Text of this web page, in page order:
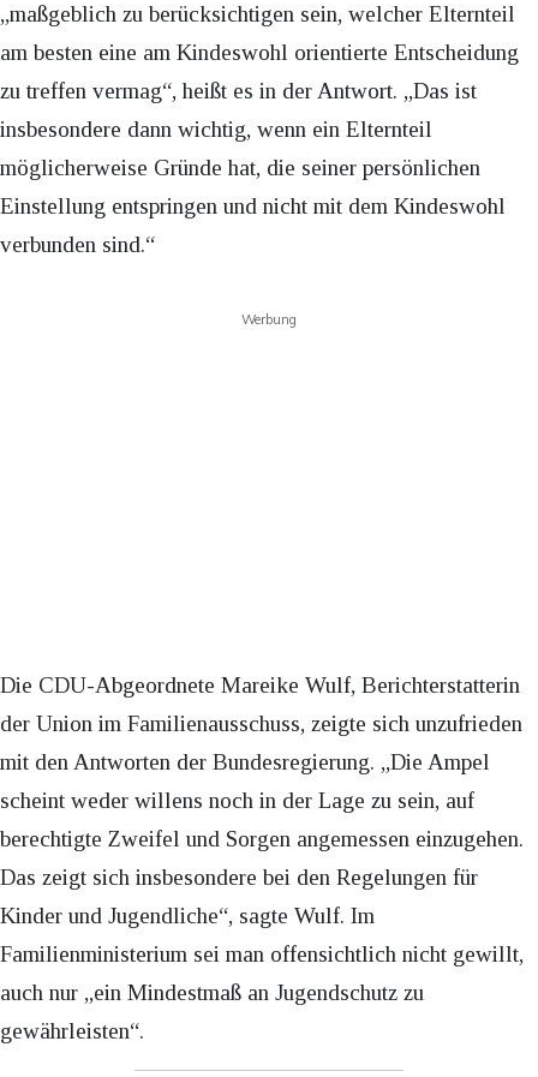
„maßgeblich zu berücksichtigen sein, welcher Elternteil
am besten eine am Kindeswohl orientierte Entscheidung
zu treffen vermag“, heißt es in der Antwort. „Das ist
insbesondere dann wichtig, wenn ein Elternteil
möglicherweise Gründe hat, die seiner persönlichen
Einstellung entspringen und nicht mit dem Kindeswohl
verbunden sind.“
Werbung
Die CDU-Abgeordnete Mareike Wulf, Berichterstatterin
der Union im Familienausschuss, zeigte sich unzufrieden
mit den Antworten der Bundesregierung. „Die Ampel
scheint weder willens noch in der Lage zu sein, auf
berechtigte Zweifel und Sorgen angemessen einzugehen.
Das zeigt sich insbesondere bei den Regelungen für
Kinder und Jugendliche“, sagte Wulf. Im
Familienministerium sei man offensichtlich nicht gewillt,
auch nur „ein Mindestmaß an Jugendschutz zu
gewährleisten“.